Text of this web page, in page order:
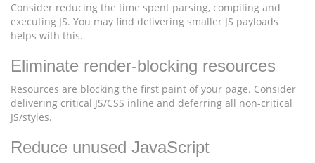
Consider reducing the time spent parsing, compiling and
executing JS. You may find delivering smaller JS payloads
helps with this.
Eliminate render-blocking resources
Resources are blocking the first paint of your page. Consider
delivering critical JS/CSS inline and deferring all non-critical
JS/styles.
Reduce unused JavaScript